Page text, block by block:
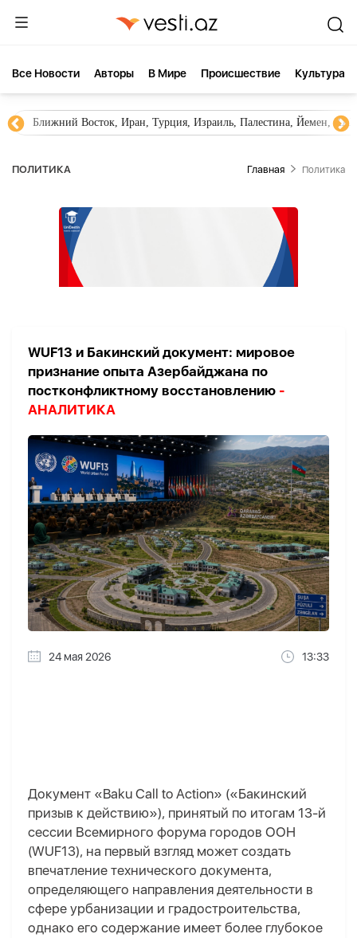
Все Новости Aвторы В Мире Происшествие Культура
Ближний Восток, Иран, Турция, Израиль, Палестина, Йемен,
ПОЛИТИКА Главная Политика
WUF13 и Бакинский документ: мировое
признание опыта Азербайджана по
постконфликтному восстановлению -
АНАЛИТИКА
24 мая 2026 13:33
Документ «Baku Call to Action» («Бакинский
призыв к действию»), принятый по итогам 13-й
сессии Всемирного форума городов ООН
(WUF13), на первый взгляд может создать
впечатление технического документа,
определяющего направления деятельности в
сфере урбанизации и градостроительства,
однако его содержание имеет более глубокое